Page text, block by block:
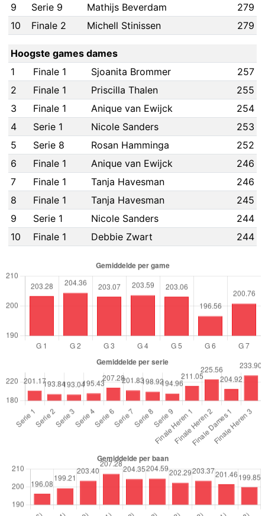
9
Serie 9 Mathijs Beverdam
279
10
Finale 2 Michell Stinissen 279
Hoogste games dames
1
Finale 1 Sjoanita Brommer
257
2
Finale 1 Priscilla Thalen
255
3
Finale 1 Anique van Ewijck
254
4
Serie 1 Nicole Sanders
253
5
Serie 8 Rosan Hamminga
252
6
Finale 1 Anique van Ewijck
246
7
Finale 1 Tanja Havesman
246
8
Finale 1 Tanja Havesman
245
9
Serie 1 Nicole Sanders
244
10
Finale 1 Debbie Zwart 244